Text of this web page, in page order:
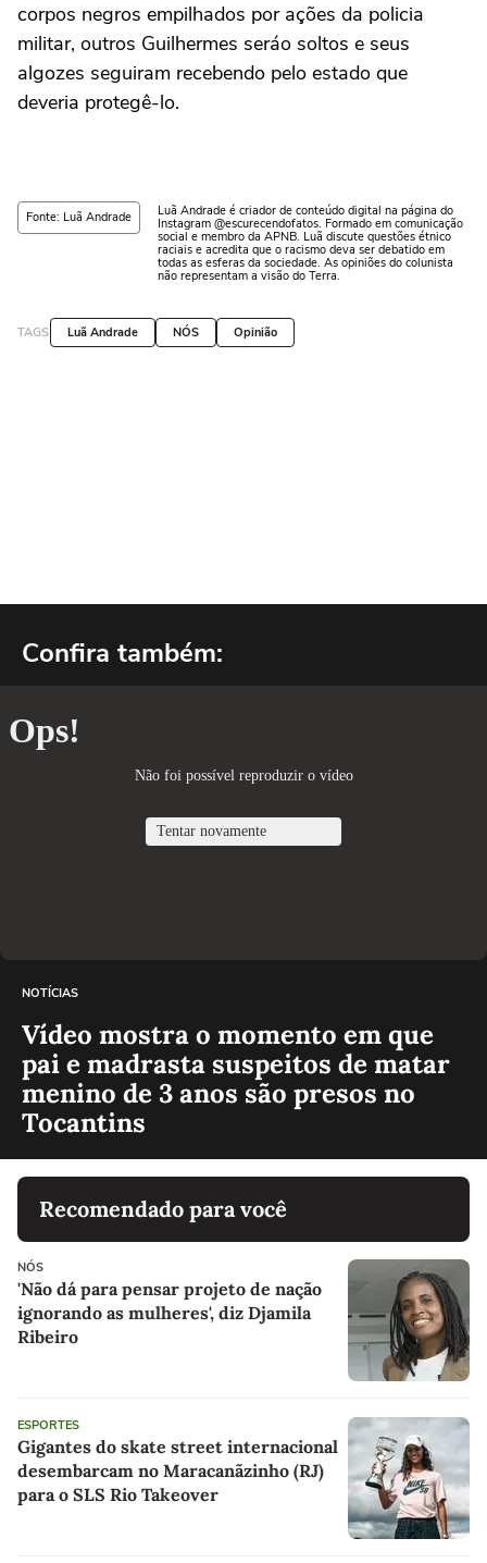
corpos negros empilhados por ações da policia
militar, outros Guilhermes seráo soltos e seus
algozes seguiram recebendo pelo estado que
deveria protegê-lo.
Fonte: Luã Andrade
Luã Andrade é criador de conteúdo digital na página do
Instagram @escurecendofatos. Formado em comunicação
social e membro da APNB. Luã discute questões étnico
raciais e acredita que o racismo deva ser debatido em
todas as esferas da sociedade. As opiniões do colunista
não representam a visão do Terra.
TAGS Luã Andrade NÓS Opinião
Confira também:
NOTÍCIAS
Vídeo mostra o momento em que
pai e madrasta suspeitos de matar
menino de 3 anos são presos no
Tocantins
Recomendado para você
NÓS
'Não dá para pensar projeto de nação
ignorando as mulheres', diz Djamila
Ribeiro
ESPORTES
Gigantes do skate street internacional
desembarcam no Maracanãzinho (RJ)
para o SLS Rio Takeover